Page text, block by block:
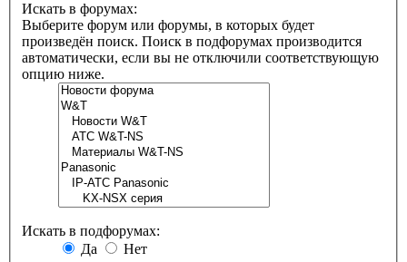
Искать в форумах:
Выберите форум или форумы, в которых будет
произведён поиск. Поиск в подфорумах производится
автоматически, если вы не отключили соответствующую
опцию ниже.
Искать в подфорумах:
Да
Нет